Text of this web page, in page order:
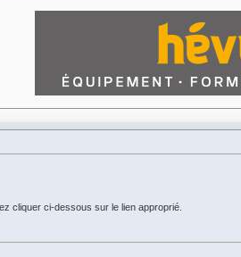
cliquer ci-dessous sur le lien approprié.